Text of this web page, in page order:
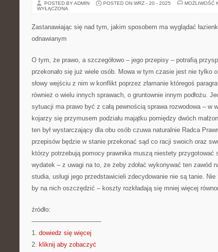
POSTED BY ADMIN POSTED ON WRZ - 20 - 2025
MOŻLIWOŚĆ
WYŁĄCZONA
Zastanawiając się nad tym, jakim sposobem ma wyglądać
odnawianym
O tym, że prawo, a szczegółowo – jego przepisy – potrafią
przekonało się już wiele osób. Mowa w tym czasie jest nie tylko
słowy wejściu z nim w konflikt poprzez złamanie któregoś
również o wielu innych sprawach, o gruntownie innym podłożu.
sytuacji ma prawo być z całą pewnością sprawa rozwodowa – w
kojarzy się przymusem podziału majątku pomiędzy dwóch
ten był wystarczający dla obu osób czuwa naturalnie Radca
przepisów będzie w stanie przekonać sąd co racji swoich oraz
którzy potrzebują pomocy prawnika muszą niestety przygotować
wydatek – z uwagi na to, że żeby zdołać wykonywać ten zawód
studia, usługi jego przedstawicieli zdecydowanie nie są tanie.
by na nich oszczędzić – koszty rozkładają się mniej więcej
źródło:
———————————
1. dowiedz się więcej
2. kliknij aby zobaczyć